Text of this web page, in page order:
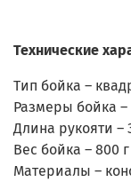
Технические
Тип бойка –
Размеры бойка –
Длина рукояти –
Вес бойка – 800 г
Материалы –